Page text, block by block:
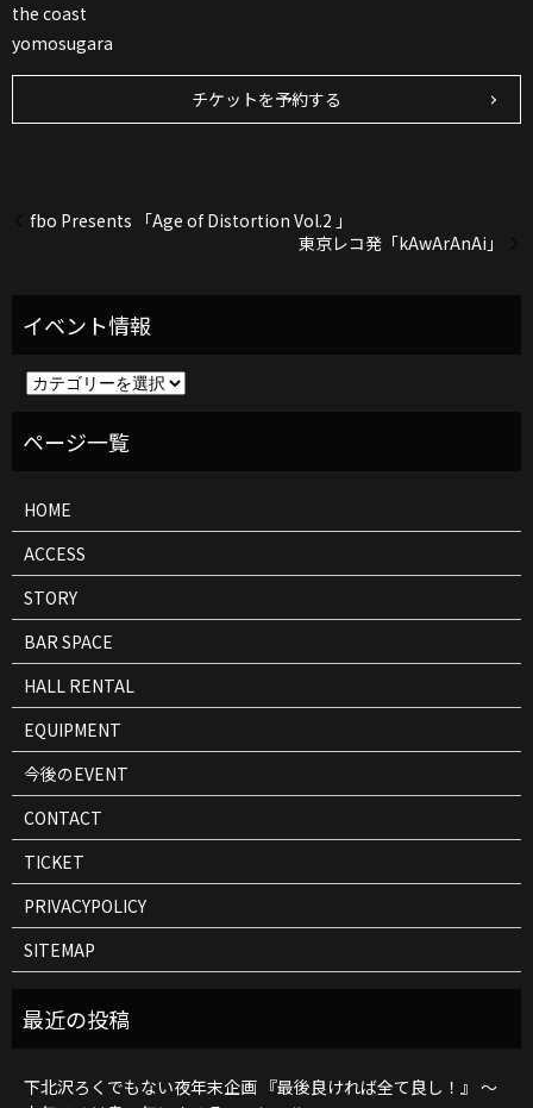
the coast
yomosugara
チケットを予約する
fbo Presents 「Age of Distortion Vol.2 」
東京レコ発「kAwArAnAi」
ト
HOME
ACCESS
STORY
BAR SPACE
HALL RENTAL
EQUIPMENT
今後のEVENT
CONTACT
TICKET
PRIVACYPOLICY
SITEMAP
下北沢ろくでもない夜年末企画 『最後良ければ全て良し！』 ～